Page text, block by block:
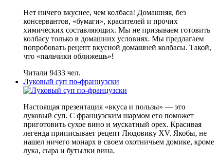
Нет ничего вкуснее, чем колбаса! Домашняя, без
консервантов, «бумаги», красителей и прочих
химических составляющих. Мы не призываем готовить
колбасу только в домашних условиях. Мы предлагаем
попробовать рецепт вкусной домашней колбасы. Такой,
что «пальчики оближешь»!
Читали 9433 чел.
Луковый суп по-французски
Настоящая презентация «вкуса и пользы» — это
луковый суп. С французским шармом его поможет
приготовить сухое вино и мускатный орех. Красивая
легенда приписывает рецепт Людовику XV. Якобы, не
нашел ничего монарх в своем охотничьем домике, кроме
лука, сыра и бутылки вина.